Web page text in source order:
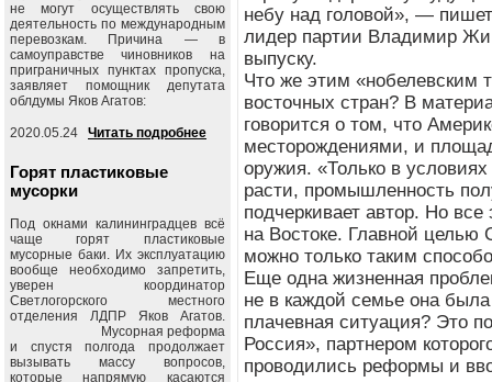
небу над головой», —
лидер партии Владимир
выпуску.
Что же этим «нобелевским
восточных стран? В
говорится о том, что
месторождениями, и
оружия. «Только в
расти, промышленность
подчеркивает автор. Но
на Востоке. Главной
можно только таким
Еще одна жизненная
не в каждой семье она
плачевная ситуация? Это
Россия», партнером
проводились реформы и
не могут осуществлять свою
деятельность по международным
перевозкам. Причина — в
самоуправстве чиновников на
приграничных пунктах пропуска,
заявляет помощник депутата
облдумы Яков Агатов:
2020.05.24 Читать подробнее
Горят пластиковые
мусорки
Под окнами калининградцев всё
чаще горят пластиковые
мусорные баки. Их эксплуатацию
вообще необходимо запретить,
уверен координатор
Светлогорского местного
отделения ЛДПР Яков Агатов.
Мусорная реформа
и спустя полгода продолжает
вызывать массу вопросов,
которые напрямую касаются